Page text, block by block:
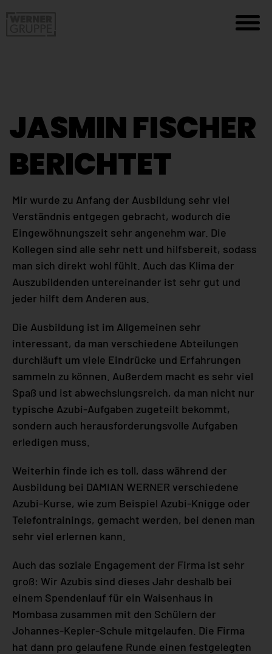
JASMIN FISCHER
BERICHTET
Mir wurde zu Anfang der Ausbildung sehr viel
Verständnis entgegen gebracht, wodurch die
Eingewöhnungszeit sehr angenehm war. Die
Kollegen sind alle sehr nett und hilfsbereit, sodass
man sich direkt wohl fühlt. Auch das Klima der
Auszubildenden untereinander ist sehr gut und
jeder hilft dem Anderen aus.
Die Ausbildung ist im Allgemeinen sehr
interessant, da man verschiedene Abteilungen
durchläuft um viele Eindrücke und Erfahrungen
sammeln zu können. Außerdem macht es sehr viel
Spaß und ist abwechslungsreich, da man nicht nur
typische Azubi-Aufgaben zugeteilt bekommt,
sondern auch herausforderungsvolle Aufgaben
erledigen muss.
Weiterhin finde ich es toll, dass während der
Ausbildung bei DAMIAN WERNER verschiedene
Azubi-Kurse, wie zum Beispiel Azubi-Knigge oder
Telefontrainings, gemacht werden, bei denen man
sehr viel erlernen kann.
Auch das soziale Engagement der Firma ist sehr
groß: Wir Azubis sind dieses Jahr deshalb bei
einem Spendenlauf für ein Waisenhaus in
Mombasa zusammen mit den Schülern der
Johannes-Kepler-Schule mitgelaufen. Die Firma
hat dann pro gelaufene Runde einen festgelegten